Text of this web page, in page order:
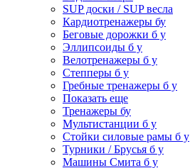
SUP доски / SUP весла
Кардиотренажеры бу
Беговые дорожки б у
Эллипсоиды б у
Велотренажеры б у
Степперы б у
Гребные тренажеры б у
Показать еще
Тренажеры бу
Мультистанции б у
Стойки силовые рамы б у
Турники / Брусья б у
Машины Смита б у